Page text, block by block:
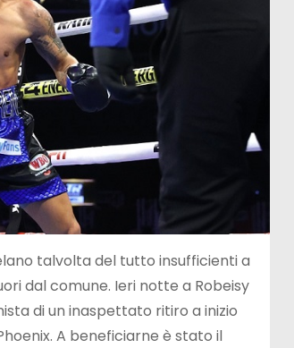
talvolta del tutto insufficienti a
dal comune. Ieri notte a Robeisy
di un inaspettato ritiro a inizio
A beneficiarne è stato il